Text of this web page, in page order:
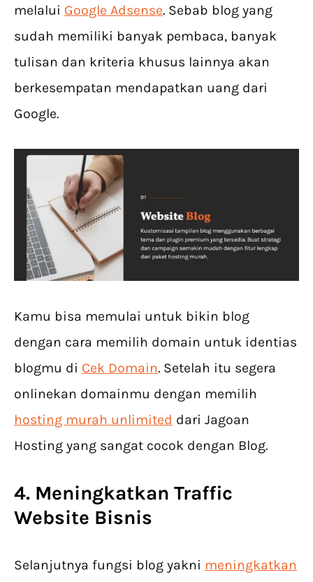
melalui Google Adsense. Sebab blog yang
sudah memiliki banyak pembaca, banyak
tulisan dan kriteria khusus lainnya akan
berkesempatan mendapatkan uang dari
Google.
Kamu bisa memulai untuk bikin blog
dengan cara memilih domain untuk identias
blogmu di Cek Domain. Setelah itu segera
onlinekan domainmu dengan memilih
hosting murah unlimited dari Jagoan
Hosting yang sangat cocok dengan Blog.
4. Meningkatkan Traffic
Website Bisnis
Selanjutnya fungsi blog yakni meningkatkan